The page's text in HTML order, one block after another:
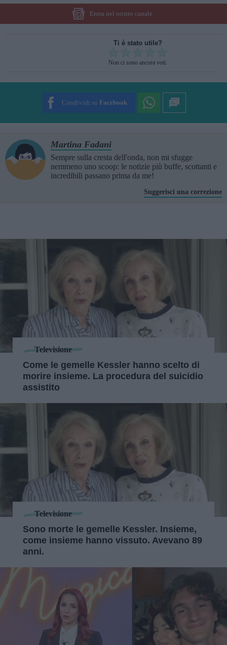
Entra nel nostro canale
Ti è stato utile?
Non ci sono ancora voti.
Condividi su Facebook
Martina Fadani
Sempre sulla cresta dell'onda, non mi sfugge
nemmeno uno scoop: le notizie più buffe, scottanti e
incredibili passano prima da me!
Suggerisci una correzione
Televisione
Come le gemelle Kessler hanno scelto di
morire insieme. La procedura del suicidio
assistito
Televisione
Sono morte le gemelle Kessler. Insieme,
come insieme hanno vissuto. Avevano 89
anni.